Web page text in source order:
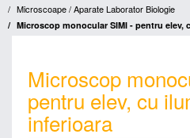
Microscoape / Aparate Laborator Biologie
Microscop monocular SIMI - pentru elev,
Microscop
pentru elev, cu
inferioara